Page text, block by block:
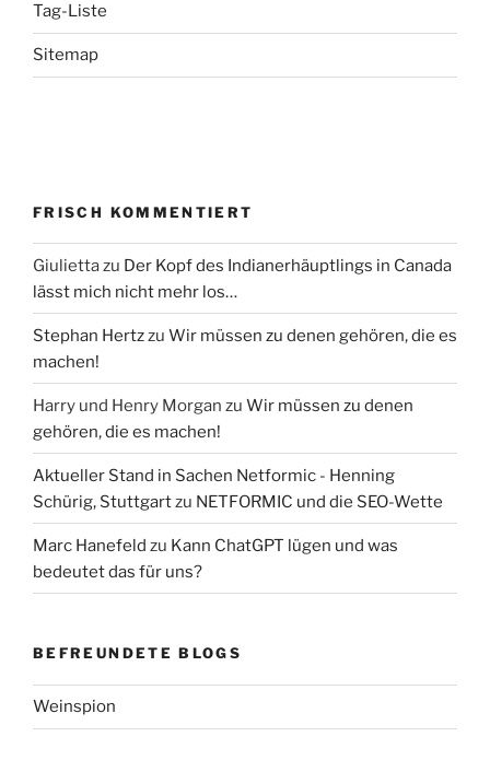
Tag-Liste
Sitemap
FRISCH KOMMENTIERT
Giuliettazu Der Kopf des Indianerhäuptlings in Canada
lässt mich nicht mehr los…
Stephan Hertzzu Wir müssen zu denen gehören, die es
machen!
Harry und Henry Morgan zu Wir müssen zu denen
gehören, die es machen!
Aktueller Stand in Sachen Netformic - Henning
Schürig, Stuttgartzu NETFORMIC und die SEO-Wette
Marc Hanefeld zu Kann ChatGPT lügen und was
bedeutet das für uns?
BEFREUNDETE BLOGS
Weinspion